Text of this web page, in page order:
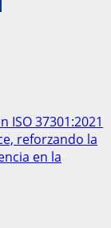
ISO 37301:2021
reforzando la
en la